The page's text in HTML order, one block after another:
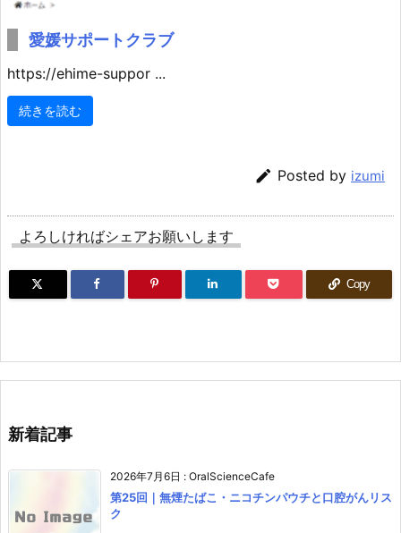
愛媛サポートクラブ
https://ehime-suppor ...
続きを読む
 Posted by izumi
よろしければシェアお願いします
Copy
新着記事
2026年7月6日 : OralScienceCafe
第25回｜無煙たばこ・ニコチンパウチと口腔がんリス
ク